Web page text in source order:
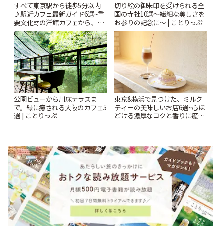
すべて東京駅から徒歩5分以内
♪駅近カフェ最新ガイド6選~重
要文化財の洋館カフェから、改
札すぐのレトロ喫茶まで~ | こと
りっぷ
切り絵の御朱印を受けられる全
国の寺社10選〜繊細な美しさを
お参りの記念に〜 | ことりっぷ
公園ビューから川床テラスま
で。緑に癒される大阪のカフェ5
選 | ことりっぷ
東京&横浜で見つけた、ミルク
ティーの美味しいお店6選~心ほ
どける濃厚なコクと香りに癒や